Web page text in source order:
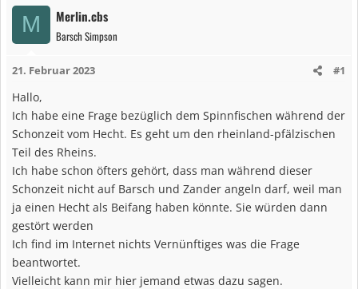
M Merlin.cbs
Barsch Simpson
21. Februar 2023 #1
Hallo,
Ich habe eine Frage bezüglich dem Spinnfischen während der
Schonzeit vom Hecht. Es geht um den rheinland-pfälzischen
Teil des Rheins.
Ich habe schon öfters gehört, dass man während dieser
Schonzeit nicht auf Barsch und Zander angeln darf, weil man
ja einen Hecht als Beifang haben könnte. Sie würden dann
gestört werden
Ich find im Internet nichts Vernünftiges was die Frage
beantwortet.
Vielleicht kann mir hier jemand etwas dazu sagen.